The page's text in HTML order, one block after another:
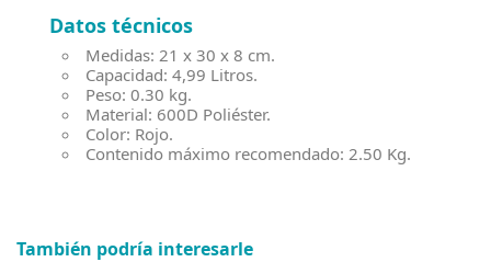
Datos técnicos
Medidas: 21 x 30 x 8 cm.
Capacidad: 4,99 Litros.
Peso: 0.30 kg.
Material: 600D Poliéster.
Color: Rojo.
Contenido máximo recomendado: 2.50 Kg.
También podría interesarle